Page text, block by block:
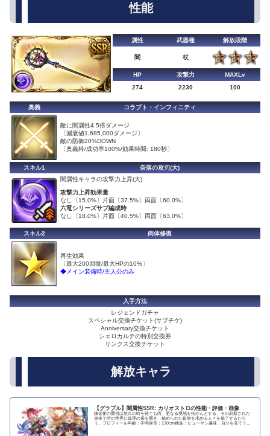
性能
属性 武器種 解放段階
闇 杖
HP 攻撃力
MAXLv
274
2230 100
奥義 コラプト・インフィニティ
敵に闇属性4.5倍ダメージ
〔減衰値1,685,000ダメージ〕
敵の防御20%DOWN
〔奥義枠/成功率100%/効果時間: 180秒〕
スキル1
奈落の攻刃(大)
闇属性キャラの攻撃力上昇(大)
攻撃力上昇効果量
なし〔15.0%〕片面〔37.5%〕両面〔60.0%〕
六竜シリーズサブ編成時
なし〔18.0%〕片面〔40.5%〕両面〔63.0%〕
スキル2 肉体修復
再生効果
〔最大200回復/最大HPの10%〕
◆メイン装備時/主人公のみ
入手方法
レジェンドガチャ
スペシャル交換チケット(サプチケ)
Anniversary交換チケット
シェロカルテの特別交換券
リンクス交換チケット
解放キャラ
【グラブル】闇属性SSR: カリオストロの性能・評価・画像
錬金術の開祖は悠久の時を経ても尚、更なる境地を拓かんとする。その刷新された
身体で空の世界に真理の扉を開き、秘められた叡智を求める人々を魅了するだろ
う。プロフィール年齢：不明身長：130cm種族：ヒューマン趣味：自分を見てうっ